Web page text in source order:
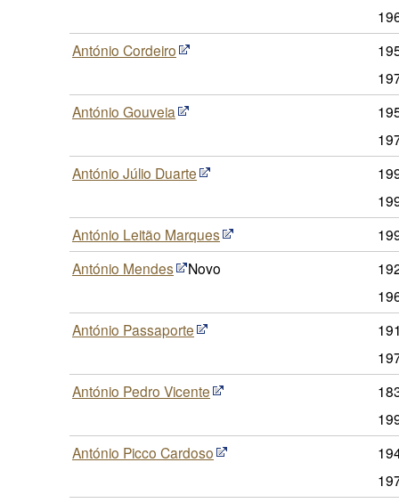
António Cordeiro
António Gouveia
António Júlio Duarte
António Leitão Marques
António Mendes
Novo
António Passaporte
António Pedro Vicente
António Picco Cardoso